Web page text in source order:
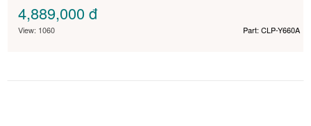
4,889,000đ
View: 1060 Part: CLP-Y660A